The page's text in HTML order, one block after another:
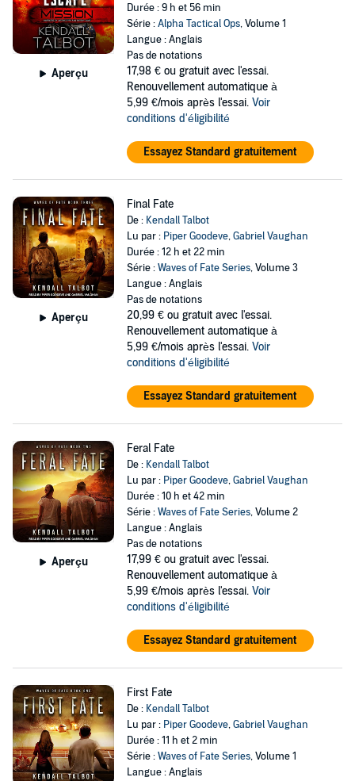
Aperçu
Durée : 9 h et 56 min
Série :Alpha Tactical Ops, Volume 1
Langue : Anglais
Pas de notations
17,98 € ou gratuit avec l'essai.
Renouvellement automatique à
5,99 €/mois après l'essai. Voir
conditions d'éligibilité
Essayez Standard gratuitement
Aperçu
Final Fate
De : Kendall Talbot
Lu par : Piper Goodeve,Gabriel Vaughan
Durée : 12 h et 22 min
Série :Waves of Fate Series, Volume 3
Langue : Anglais
Pas de notations
20,99 € ou gratuit avec l'essai.
Renouvellement automatique à
5,99 €/mois après l'essai. Voir
conditions d'éligibilité
Essayez Standard gratuitement
Aperçu
Feral Fate
De : Kendall Talbot
Lu par : Piper Goodeve,Gabriel Vaughan
Durée : 10 h et 42 min
Série :Waves of Fate Series, Volume 2
Langue : Anglais
Pas de notations
17,99 € ou gratuit avec l'essai.
Renouvellement automatique à
5,99 €/mois après l'essai. Voir
conditions d'éligibilité
Essayez Standard gratuitement
First Fate
De : Kendall Talbot
Lu par : Piper Goodeve,Gabriel Vaughan
Durée : 11 h et 2 min
Série :Waves of Fate Series, Volume 1
Langue : Anglais